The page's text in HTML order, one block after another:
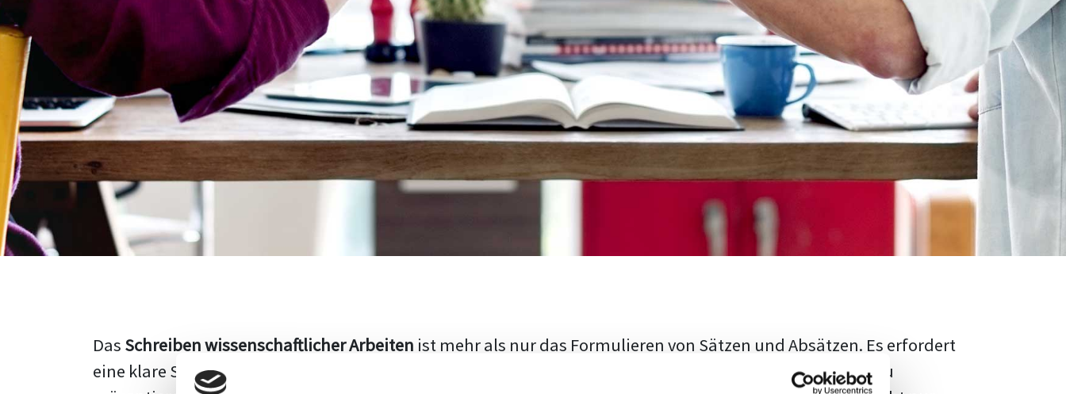
Das Schreiben wissenschaftlicher Arbeiten ist mehr als nur das Formulieren von Sätzen und Absätzen. Es erfordert
eine klare Struktur, einen logischen Aufbau und die Fähigkeit, den aktuellen Forschungsstand adäquat zu